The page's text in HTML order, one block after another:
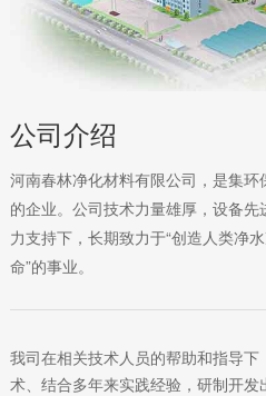
公司介绍
河南春林净化材料有限公司，是集
的企业。公司技术力量雄厚，设备
力支持下，长期致力于“创造人类净
命”的事业。
我司在相关技术人员的帮助和指导
术、结合多年来实践经验，研制开发